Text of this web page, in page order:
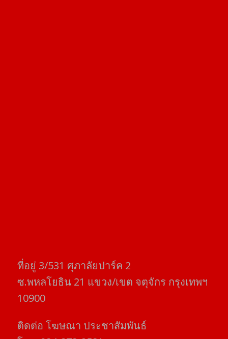
ที่อยู่​ 3/531​ ศุภาลัยปาร์ค​ 2
ซ.พหลโยธิน​ 21​ แขวง/เขต​ จตุจักร​ กรุงเทพฯ
10900
ติดต่อ​ โฆษณา​ ประชาสัมพันธ์